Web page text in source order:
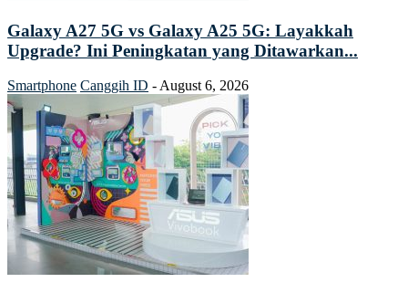
Galaxy A27 5G vs Galaxy A25 5G: Layakkah
Upgrade? Ini Peningkatan yang Ditawarkan...
Smartphone Canggih ID -August 6, 2026